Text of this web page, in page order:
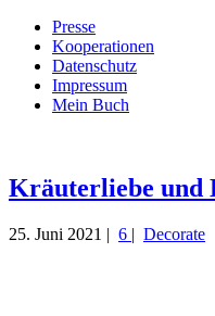
Presse
Kooperationen
Datenschutz
Impressum
Mein Buch
Villa König
Kräuterliebe und
25. Juni 2021 | 6 | Decorate